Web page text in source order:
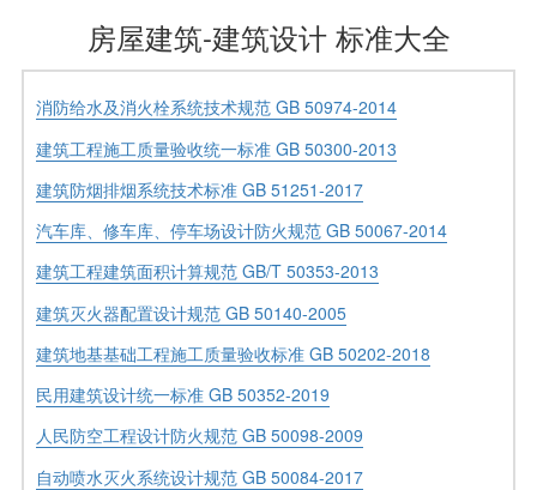
房屋建筑-建筑设计 标准大全
消防给水及消火栓系统技术规范 GB 50974-2014
建筑工程施工质量验收统一标准 GB 50300-2013
建筑防烟排烟系统技术标准 GB 51251-2017
汽车库、修车库、停车场设计防火规范 GB 50067-2014
建筑工程建筑面积计算规范 GB/T 50353-2013
建筑灭火器配置设计规范 GB 50140-2005
建筑地基基础工程施工质量验收标准 GB 50202-2018
民用建筑设计统一标准 GB 50352-2019
人民防空工程设计防火规范 GB 50098-2009
自动喷水灭火系统设计规范 GB 50084-2017